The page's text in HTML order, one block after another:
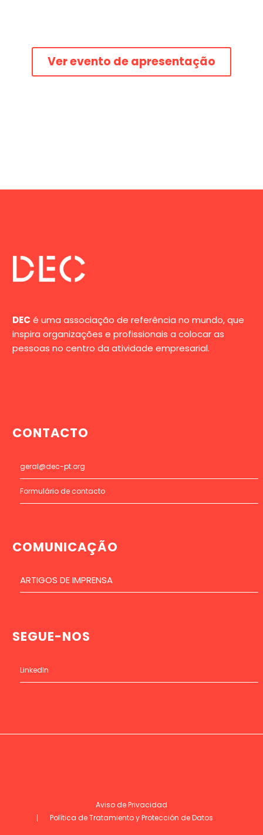
Ver evento de apresentação
DEC é uma associação de referência no mundo, que
inspira organizações e profissionais a colocar as
pessoas no centro da atividade empresarial.
CONTACTO
geral@dec-pt.org
Formulário de contacto
COMUNICAÇÃO
ARTIGOS DE IMPRENSA
SEGUE-NOS
LinkedIn
Aviso de Privacidad
Política de Tratamiento y Protección de Datos